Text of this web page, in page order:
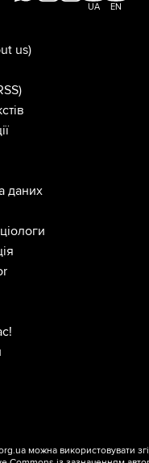
UA EN
us)
даних
можна використовувати